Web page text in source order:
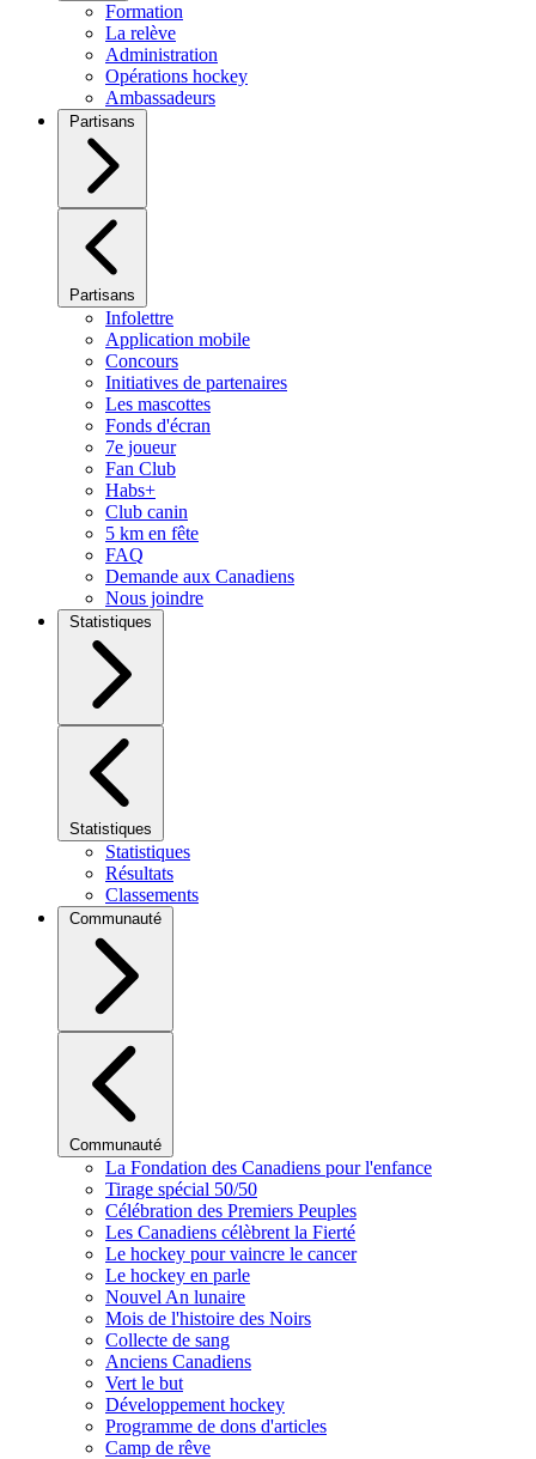
Formation
La relève
Administration
Opérations hockey
Ambassadeurs
Partisans
Partisans
Infolettre
Application mobile
Concours
Initiatives de partenaires
Les mascottes
Fonds d'écran
7e joueur
Fan Club
Habs+
Club canin
5 km en fête
FAQ
Demande aux Canadiens
Nous joindre
Statistiques
Statistiques
Statistiques
Résultats
Classements
Communauté
Communauté
La Fondation des Canadiens pour l'enfance
Tirage spécial 50/50
Célébration des Premiers Peuples
Les Canadiens célèbrent la Fierté
Le hockey pour vaincre le cancer
Le hockey en parle
Nouvel An lunaire
Mois de l'histoire des Noirs
Collecte de sang
Anciens Canadiens
Vert le but
Développement hockey
Programme de dons d'articles
Camp de rêve